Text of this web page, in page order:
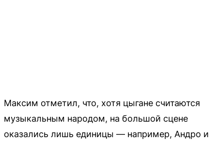
Максим отметил, что, хотя цыгане считаются
музыкальным народом, на большой сцене
оказались лишь единицы — например, Андро и